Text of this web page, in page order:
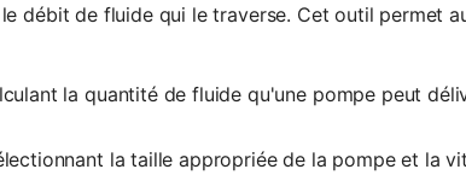
débit de fluide qui le traverse. Cet outil permet
la quantité de fluide qu'une pompe peut
la taille appropriée de la pompe et la